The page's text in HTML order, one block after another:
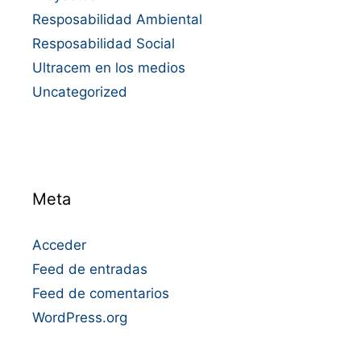
Resposabilidad Ambiental
Resposabilidad Social
Ultracem en los medios
Uncategorized
Meta
Acceder
Feed de entradas
Feed de comentarios
WordPress.org